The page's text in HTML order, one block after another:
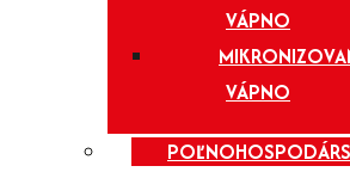
VÁPNO
VÁPNO